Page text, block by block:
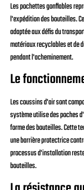
Les pochettes gonflables
l'expédition des bouteilles.
adaptée aux défis du
matériaux recyclables et de
pendant l'acheminement.
Le
Les coussins d'air sont
système utilise des poches
forme des bouteilles. Cette
une barrière protectrice
processus d'installation
bouteilles.